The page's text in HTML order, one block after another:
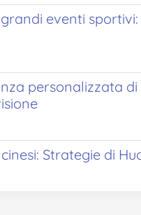
eventi
personalizzata
Strategie di